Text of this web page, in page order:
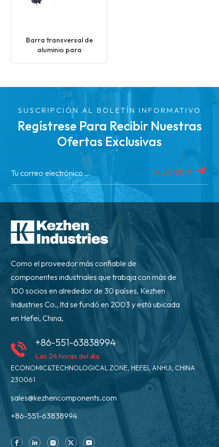
Barra transversal de
aluminio para
SUSCRIPCIÓN AL BOLETÍN INFORMATIVO
Regístrese Para Recibir Nuestras
Ofertas Exclusivas
SUSCRIBIR
Como el proveedor más confiable de
componentes industriales que trabaja con más de
100 socios en alrededor de 30 países, Kezhen
Industries Co., ltd se fundó en 2003 y está ubicada
en Hefei, China,
+86-551-63838994
Las 24 horas del día
ECONOMIC&TECHNOLOGICAL ZONE, HEFEI, ANHUI, CHINA
230061
sales@kezhencomponents.com
+86-551-63838994